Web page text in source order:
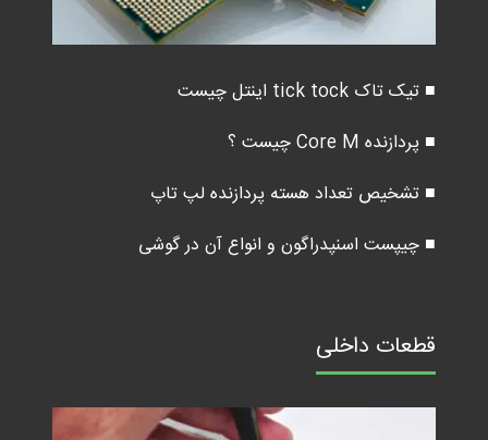
■ تیک تاک tick tock اینتل چیست
■ پردازنده Core M چیست ؟
■ تشخیص تعداد هسته پردازنده لپ تاپ
■ چیپست اسنپدراگون و انواع آن در گوشی
قطعات داخلی